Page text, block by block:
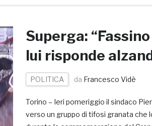
Superga:
lui risponde
POLITICA da Francesco Vidè
Torino – Ieri pomeriggio il sindaco
verso un gruppo di tifosi granata